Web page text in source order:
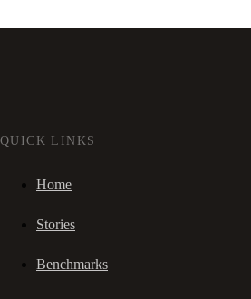
QUICK LINKS
Home
Stories
Benchmarks